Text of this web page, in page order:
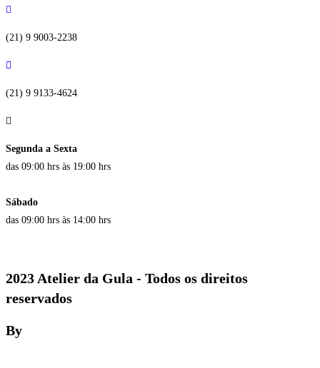
(21) 9 9003-2238
(21) 9 9133-4624
Segunda a Sexta
das 09:00 hrs às 19:00 hrs
Sábado
das 09:00 hrs às 14:00 hrs
2023 Atelier da Gula - Todos os direitos
reservados
By